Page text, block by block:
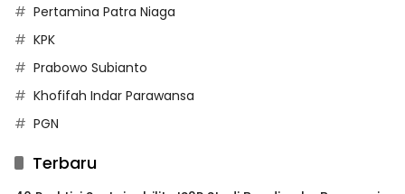
Pertamina Patra Niaga
KPK
Prabowo Subianto
Khofifah Indar Parawansa
PGN
Terbaru